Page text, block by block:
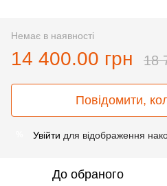
Немає в наявності
14 400.00 грн 18
Повідомити,
Увійти для відображення
До обраного